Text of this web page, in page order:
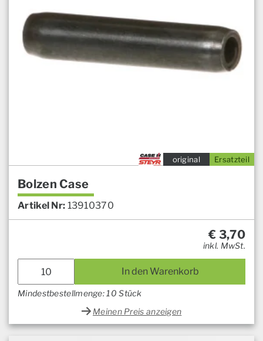
Ersatzteil
original
Bolzen Case
Artikel Nr: 13910370
€ 3,70
inkl. MwSt.
In den Warenkorb
Mindestbestellmenge: 10 Stück
Meinen Preis anzeigen